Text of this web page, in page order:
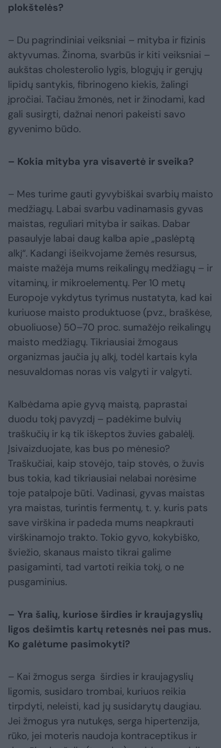
plokštelės?
– Du pagrindiniai veiksniai – mityba ir fizinis
aktyvumas. Žinoma, svarbūs ir kiti veiksniai –
aukštas cholesterolio lygis, blogųjų ir gerųjų
lipidų santykis, fibrinogeno kiekis, žalingi
įpročiai. Tačiau žmonės, net ir žinodami, kad
gali susirgti, dažnai nenori pakeisti savo
gyvenimo būdo.
– Kokia mityba yra visavertė ir sveika?
– Mes turime gauti gyvybiškai svarbių maisto
medžiagų. Labai svarbu vadinamasis gyvas
maistas, reguliari mityba ir saikas. Dabar
pasaulyje labai daug kalba apie „paslėptą
alkį“. Kadangi išeikvojame žemės resursus,
maiste mažėja mums reikalingų medžiagų – ir
vitaminų, ir mikroelementų. Per 10 metų
Europoje vykdytus tyrimus nustatyta, kad kai
kuriuose maisto produktuose (pvz., braškėse,
obuoliuose) 50–70 proc. sumažėjo reikalingų
maisto medžiagų. Tikriausiai žmogaus
organizmas jaučia jų alkį, todėl kartais kyla
nesuvaldomas noras vis valgyti ir valgyti.
Kalbėdama apie gyvą maistą, paprastai
duodu tokį pavyzdį – padėkime bulvių
traškučių ir ką tik iškeptos žuvies gabalėlį.
Įsivaizduojate, kas bus po mėnesio?
Traškučiai, kaip stovėjo, taip stovės, o žuvis
bus tokia, kad tikriausiai nelabai norėsime
toje patalpoje būti. Vadinasi, gyvas maistas
yra maistas, turintis fermentų, t. y. kuris pats
save virškina ir padeda mums neapkrauti
virškinamojo trakto. Tokio gyvo, kokybiško,
šviežio, skanaus maisto tikrai galime
pasigaminti, tad vartoti reikia tokį, o ne
pusgaminius.
– Yra šalių, kuriose širdies ir kraujagyslių
ligos dešimtis kartų retesnės nei pas mus.
Ko galėtume pasimokyti?
– Kai žmogus serga širdies ir kraujagyslių
ligomis, susidaro trombai, kuriuos reikia
tirpdyti, neleisti, kad jų susidarytų daugiau.
Jei žmogus yra nutukęs, serga hipertenzija,
rūko, jei moteris naudoja kontraceptikus ir